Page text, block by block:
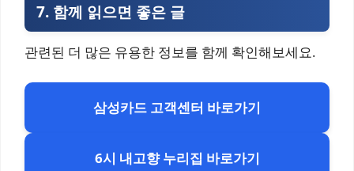
7. 함께 읽으면 좋은 글
관련된 더 많은 유용한 정보를 함께 확인해보세요.
삼성카드 고객센터 바로가기
6시 내고향 누리집 바로가기